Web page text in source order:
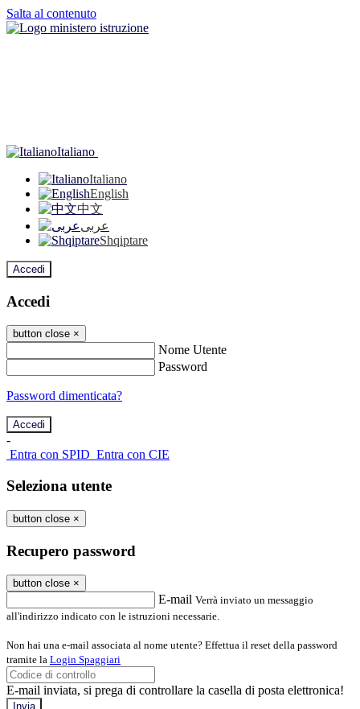
Salta al contenuto
Italiano
Italiano
English
中文
عربى
Shqiptare
Accedi
Accedi
button close ×
Nome Utente
Password
Password dimenticata?
-
Entra con SPID Entra con CIE
Seleziona utente
button close ×
Recupero password
button close ×
E-mail Verrà inviato un messaggio
all'indirizzo indicato con le istruzioni necessarie.
Non hai una e-mail associata al nome utente? Effettua il reset della password
tramite la Login Spaggiari
E-mail inviata, si prega di controllare la casella di posta elettronica!